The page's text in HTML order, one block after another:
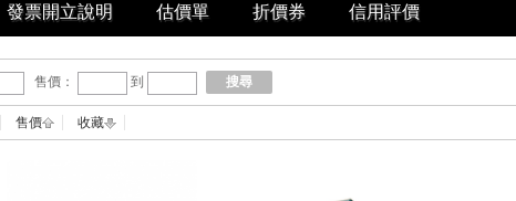
發票開立說明 估價單 折價券 信用評價
售價： 到 搜尋
售價 收藏